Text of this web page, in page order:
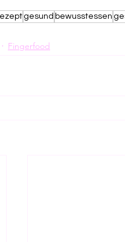
gesund bewusstessen
Fingerfood